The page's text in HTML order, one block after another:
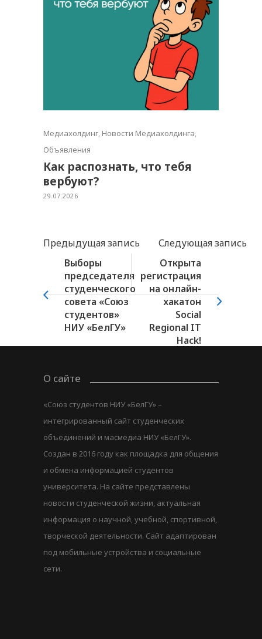
Медиахолдинг, Новости Медиахолдинга,
Объявления
Как распознать, что тебя
вербуют?
29.07.2026
Предыдущая запись
Следующая запись
Выборы
председателя
студенческого
совета «Союз
студентов»
НИУ «БелГУ»
Открыта
регистрация
на онлайн-
хакатон
Social
Regional IT
Hack!
О сайте
«Союз студентов НИУ «БелГУ» –
интегрированный сайт студенческих
объединений и масмедиа НИУ «БелГУ».
Создан в 2016 году как площадка для общения
и обмена информацией студентов
университета. На сайте представлены
новости студенческой жизни, актуальная
информация о научной, учебной, спортивной,
творческой деятельности. Сайт адаптирован
под мобильные устройства и социальные
сети.